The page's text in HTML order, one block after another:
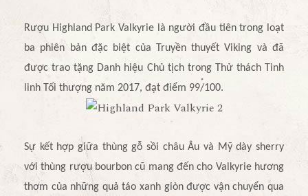
Rượu Highland Park Valkyrie là người đầu tiên trong loạt
ba phiên bản đặc biệt của Truyền thuyết Viking và đã
được trao tặng Danh hiệu Chủ tịch trong Thử thách Tinh
linh Tối thượng năm 2017, đạt điểm 99/100.
Sự kết hợp giữa thùng gỗ sồi châu Âu và Mỹ dày sherry
với thùng rượu bourbon cũ mang đến cho Valkyrie hương
thơm của những quả táo xanh giòn được vận chuyển qua